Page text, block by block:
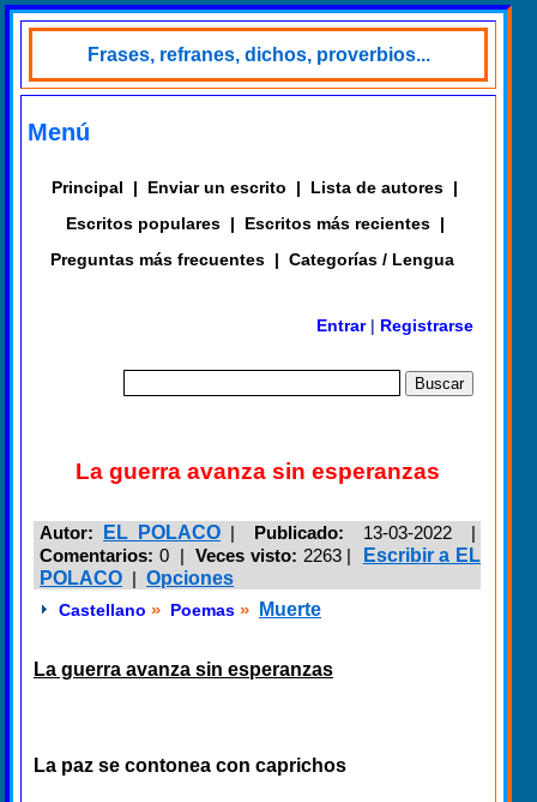
Frases, refranes, dichos, proverbios...
Menú
Principal | Enviar un escrito | Lista de autores |
Escritos populares | Escritos más recientes |
Preguntas más frecuentes | Categorías / Lengua
Entrar| Registrarse
La guerra avanza sin esperanzas
Autor: EL POLACO | Publicado:
13-03-2022 |
Comentarios: 0 |Veces visto: 2263 |
Escribir a EL
POLACO | Opciones
Castellano » Poemas » Muerte
La guerra avanza sin esperanzas
La paz se contonea con caprichos